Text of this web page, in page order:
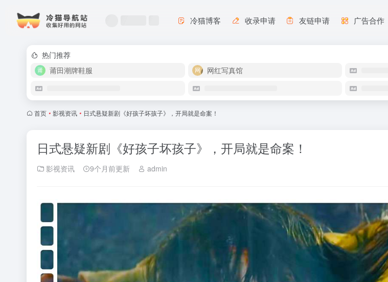
冷猫博客 收录申请 友链申请 广告合作
热门推荐
莆田潮牌鞋服
网红写真馆
首页 • 影视资讯 • 日式悬疑新剧《好孩子坏孩子》，开局就是命案！
日式悬疑新剧《好孩子坏孩子》，开局就是命案！
影视资讯 9个月前更新 admin